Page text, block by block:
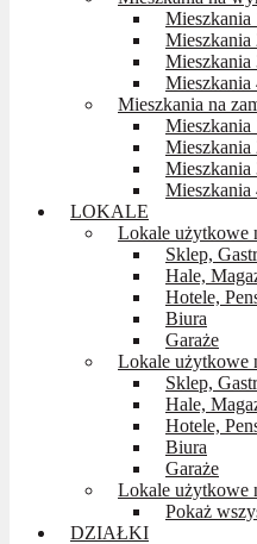
Mieszkania na
LOKALE
Lokale użytkowe
Sklep,
Hale,
Hotele,
Biura
Garaże
Lokale użytkowe
Sklep,
Hale,
Hotele,
Biura
Garaże
Lokale użytkowe
Pokaż
DZIAŁKI